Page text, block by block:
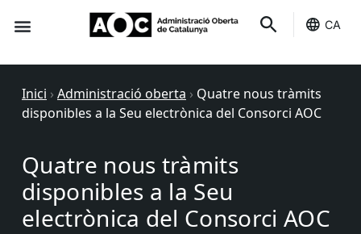
CA
Inici › Administració oberta › Quatre nous tràmits
disponibles a la Seu electrònica del Consorci AOC
Quatre nous tràmits
disponibles a la Seu
electrònica del Consorci AOC